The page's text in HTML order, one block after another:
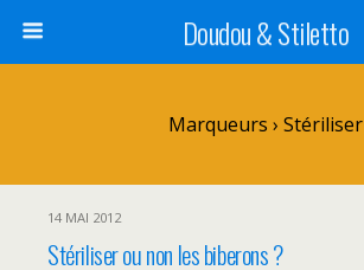
Doudou & Stiletto
Marqueurs › Stériliser
14 MAI 2012
Stériliser ou non les biberons ?